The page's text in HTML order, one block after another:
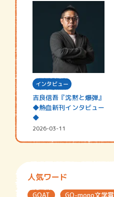
インタビュー
吉良信吾『沈黙と爆弾』
◆熱血新刊インタビュー
◆
2026-03-11
人気ワード
GOAT GO-mono文学賞